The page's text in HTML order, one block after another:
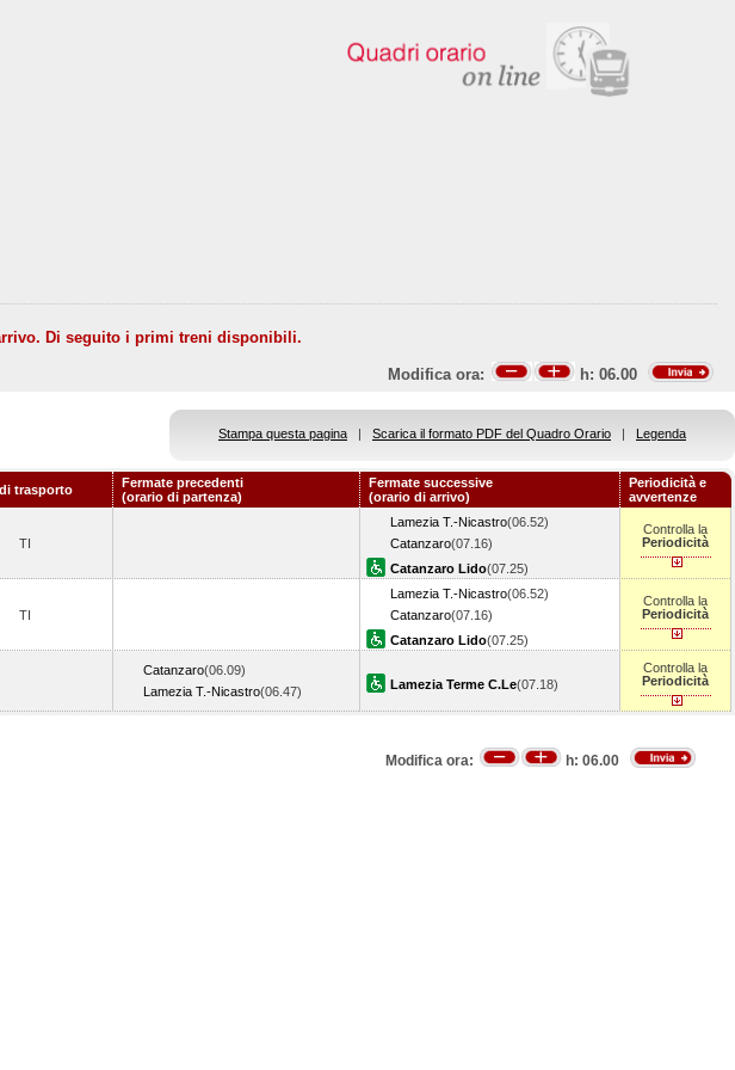
Di seguito i primi treni disponibili.
Modifica ora: h: 06.00
Stampa questa pagina | Scarica il formato PDF del Quadro Orario | Legenda
trasporto
Fermate precedenti
(orario di partenza)
Fermate successive
(orario di arrivo)
Periodicità e
avvertenze
TI
Lamezia T.-Nicastro(06.52)
Catanzaro(07.16)
Catanzaro Lido(07.25)
Controlla la
Periodicità
TI
Lamezia T.-Nicastro(06.52)
Catanzaro(07.16)
Catanzaro Lido(07.25)
Controlla la
Periodicità
Catanzaro(06.09)
Lamezia T.-Nicastro(06.47) Lamezia Terme C.Le(07.18)
Controlla la
Periodicità
Modifica ora: h: 06.00